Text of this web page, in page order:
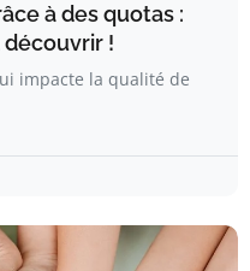
à des quotas :
!
impacte la qualité de